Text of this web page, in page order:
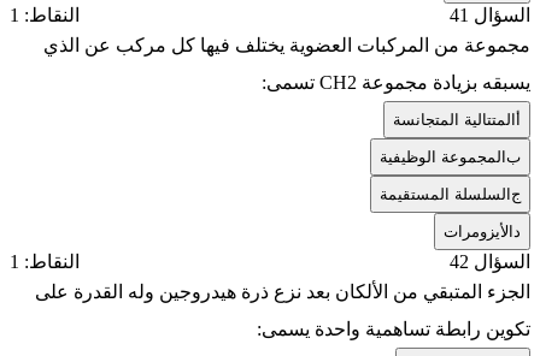
السؤال 41
النقاط: 1
مجموعة من المركبات العضوية يختلف فيها كل مركب عن الذي
يسبقه بزيادة مجموعة CH2 تسمى:
المتتالية المتجانسة
بالمجموعة الوظيفية
جالسلسلة المستقيمة
الأيزومرات
السؤال 42
النقاط: 1
الجزء المتبقي من الألكان بعد نزع ذرة هيدروجين وله القدرة على
تكوين رابطة تساهمية واحدة يسمى: